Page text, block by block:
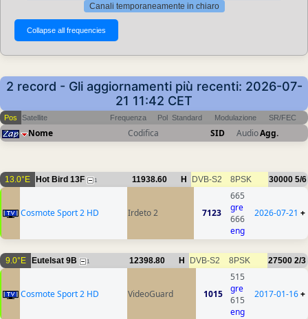
Canali temporaneamente in chiaro
2 record - Gli aggiornamenti più recenti: 2026-07-
21 11:42 CET
Pos Satellite Frequenza Pol Standard Modulazione SR/FEC
Nome Codifica SID AudioAgg.
13.0°E Hot Bird 13F 1 11938.60 H DVB-S2 8PSK 30000 5/6
Cosmote Sport 2 HD Irdeto 2 7123
665
gre
666
eng
2026-07-21 +
9.0°E Eutelsat 9B 1 12398.80 H DVB-S2 8PSK 27500 2/3
Cosmote Sport 2 HD VideoGuard 1015
515
gre
615
eng
2017-01-16+